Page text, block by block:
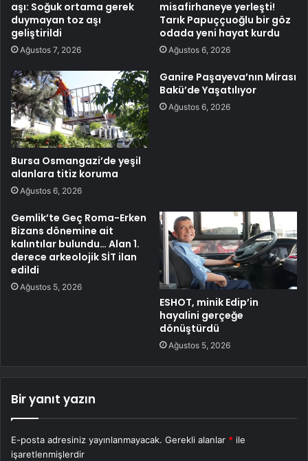
aşı: Soğuk ortama gerek
duymayan toz aşı
geliştirildi
Ağustos 7, 2026
misafirhaneye yerleşti!
Tarık Papuççuoğlu bir göz
odada yeni hayat kurdu
Ağustos 6, 2026
Bursa Osmangazi’de yeşil
alanlara titiz koruma
Ağustos 6, 2026
Ganire Paşayeva’nın Mirası
Bakü’de Yaşatılıyor
Ağustos 6, 2026
Gemlik’te Geç Roma-Erken
Bizans dönemine ait
kalıntılar bulundu… Alan 1.
derece arkeolojik SİT ilan
edildi
Ağustos 5, 2026
ESHOT, minik Edip’in
hayalini gerçeğe
dönüştürdü
Ağustos 5, 2026
Bir yanıt yazın
E-posta adresiniz yayınlanmayacak. Gerekli alanlar * ile
işaretlenmişlerdir